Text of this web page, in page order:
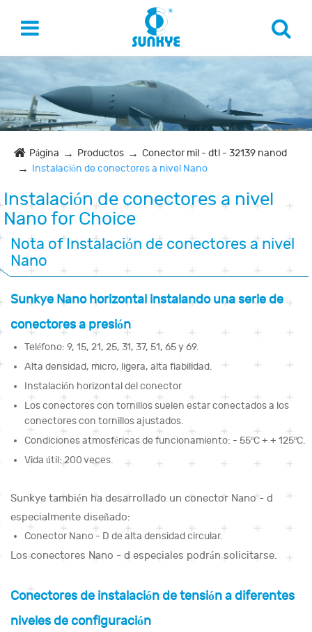
Página Productos
Conector mil - dtl - 32139 nanod
Instalación de conectores a nivel Nano
Instalación de conectores a nivel
Nano for Choice
Nota of Instalación de conectores a nivel
Nano
Sunkye Nano horizontal instalando una serie de
conectores a presión
Teléfono: 9, 15, 21, 25, 31, 37, 51, 65 y 69.
Alta densidad, micro, ligera, alta fiabilidad.
Instalación horizontal del conector
Los conectores con tornillos suelen estar conectados a los
conectores con tornillos ajustados.
Condiciones atmosféricas de funcionamiento: - 55ºC + + 125ºC.
Vida útil: 200 veces.
Sunkye también ha desarrollado un conector Nano - d
especialmente diseñado:
Conector Nano - D de alta densidad circular.
Los conectores Nano - d especiales podrán solicitarse.
Conectores de instalación de tensión a diferentes
niveles de configuración